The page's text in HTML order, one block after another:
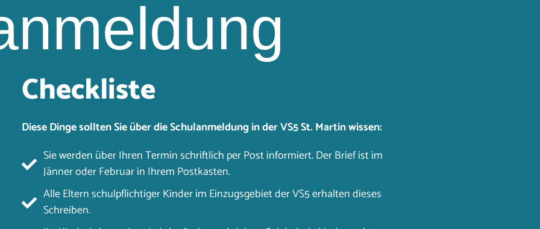
Checkliste
Diese Dinge sollten Sie über die Schulanmeldung in der VS5 St. Martin wissen:
Sie werden über Ihren Termin schriftlich per Post informiert. Der Brief ist im
Jänner oder Februar in Ihrem Postkasten.
Alle Eltern schulpflichtiger Kinder im Einzugsgebiet der VS5 erhalten dieses
Schreiben.